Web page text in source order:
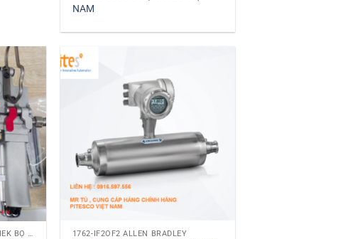
NAM
ĐẠI LÝ CHÍNH HÃNG SCHISCHEK BỘ TRUYỀN ĐỔI EXMAX-15.30-S EXMAX 1762-IF2OF2 ALLEN BRADLEY